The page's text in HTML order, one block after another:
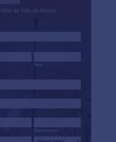
ressentir et remplir le
électronique. Vous
facilement accessible sur
vous et votre personnel.
Formulaire de
du Visage pour COVID-19
par glisser-déposer. Sans
ajouter des champs de
dans vos autres